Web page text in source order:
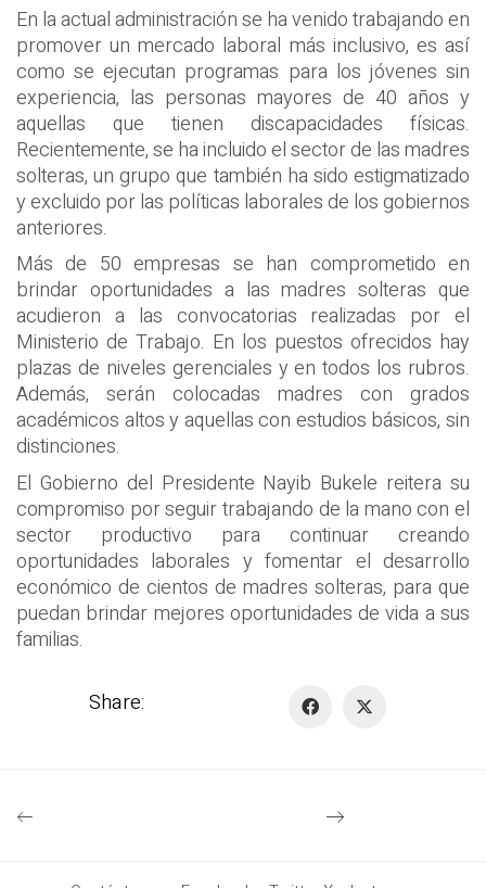
En la actual administración se ha venido trabajando en
promover un mercado laboral más inclusivo, es así
como se ejecutan programas para los jóvenes sin
experiencia, las personas mayores de 40 años y
aquellas que tienen discapacidades físicas.
Recientemente, se ha incluido el sector de las madres
solteras, un grupo que también ha sido estigmatizado
y excluido por las políticas laborales de los gobiernos
anteriores.
Más de 50 empresas se han comprometido en
brindar oportunidades a las madres solteras que
acudieron a las convocatorias realizadas por el
Ministerio de Trabajo. En los puestos ofrecidos hay
plazas de niveles gerenciales y en todos los rubros.
Además, serán colocadas madres con grados
académicos altos y aquellas con estudios básicos, sin
distinciones.
El Gobierno del Presidente Nayib Bukele reitera su
compromiso por seguir trabajando de la mano con el
sector productivo para continuar creando
oportunidades laborales y fomentar el desarrollo
económico de cientos de madres solteras, para que
puedan brindar mejores oportunidades de vida a sus
familias.
Share: